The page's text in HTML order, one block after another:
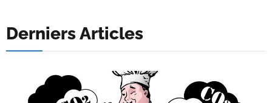
Derniers Articles